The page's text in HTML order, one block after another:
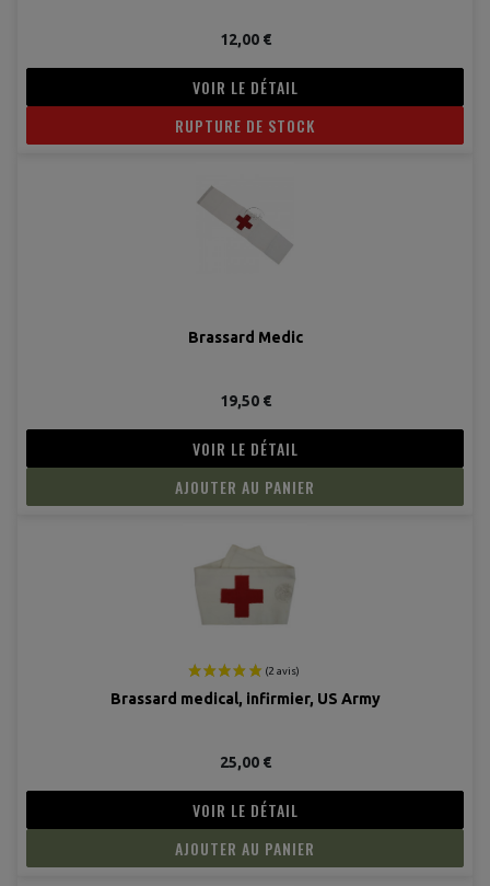
12,00 €
VOIR LE DÉTAIL
RUPTURE DE STOCK
Brassard Medic
19,50 €
VOIR LE DÉTAIL
AJOUTER AU PANIER
Brassard medical, infirmier, US Army
25,00 €
VOIR LE DÉTAIL
AJOUTER AU PANIER